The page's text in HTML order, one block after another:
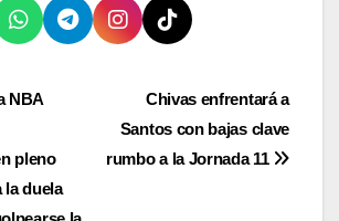
Chivas enfrentará a
Santos con bajas clave
rumbo a la Jornada 11
NBA
pleno
la duela